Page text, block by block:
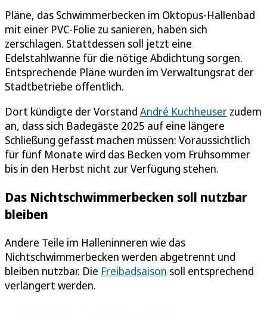
Pläne, das Schwimmerbecken im Oktopus-Hallenbad
mit einer PVC-Folie zu sanieren, haben sich
zerschlagen. Stattdessen soll jetzt eine
Edelstahlwanne für die nötige Abdichtung sorgen.
Entsprechende Pläne wurden im Verwaltungsrat der
Stadtbetriebe öffentlich.
Dort kündigte der Vorstand André Kuchheuser zudem
an, dass sich Badegäste 2025 auf eine längere
Schließung gefasst machen müssen: Voraussichtlich
für fünf Monate wird das Becken vom Frühsommer
bis in den Herbst nicht zur Verfügung stehen.
Das Nichtschwimmerbecken soll nutzbar
bleiben
Andere Teile im Halleninneren wie das
Nichtschwimmerbecken werden abgetrennt und
bleiben nutzbar. Die Freibadsaison soll entsprechend
verlängert werden.